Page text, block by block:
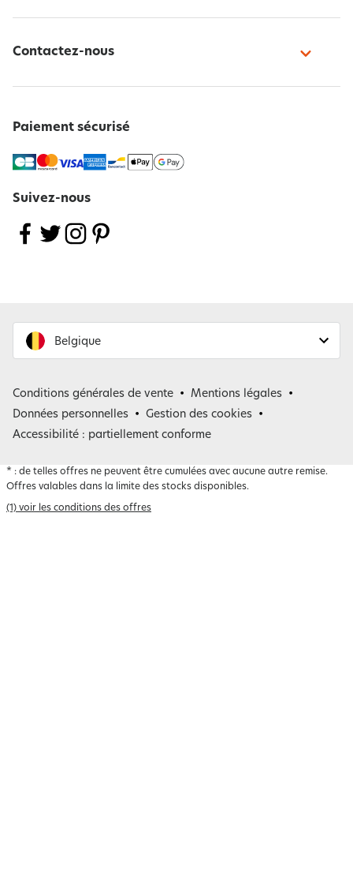
Contactez-nous
Paiement sécurisé
Suivez-nous
Belgique
Belgique
Conditions générales de vente
Mentions légales
Données personnelles
Gestion des cookies
Accessibilité : partiellement conforme
* : de telles offres ne peuvent être cumulées avec aucune autre remise.
Offres valables dans la limite des stocks disponibles.
(1) voir les conditions des offres